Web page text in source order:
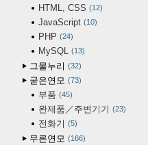
HTML, CSS 12
JavaScript 10
PHP 24
MySQL 13
그물누리 32
굳은연모 73
부품 45
완제품／주변기기 23
전화기 5
무른연모 166